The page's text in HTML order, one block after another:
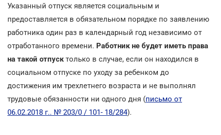
Указанный отпуск является социальным и
предоставляется в обязательном порядке по заявлению
работника один раз в календарный год независимо от
отработанного времени. Работник не будет иметь права
на такой отпусктолько в случае, если он находился в
социальном отпуске по уходу за ребенком до
достижения им трехлетнего возраста и не выполнял
трудовые обязанности ни одного дня (письмо от
06.02.2018 г.. № 203/0 / 101- 18/284).